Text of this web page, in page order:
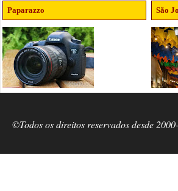
Paparazzo São
©Todos os direitos reservados desde